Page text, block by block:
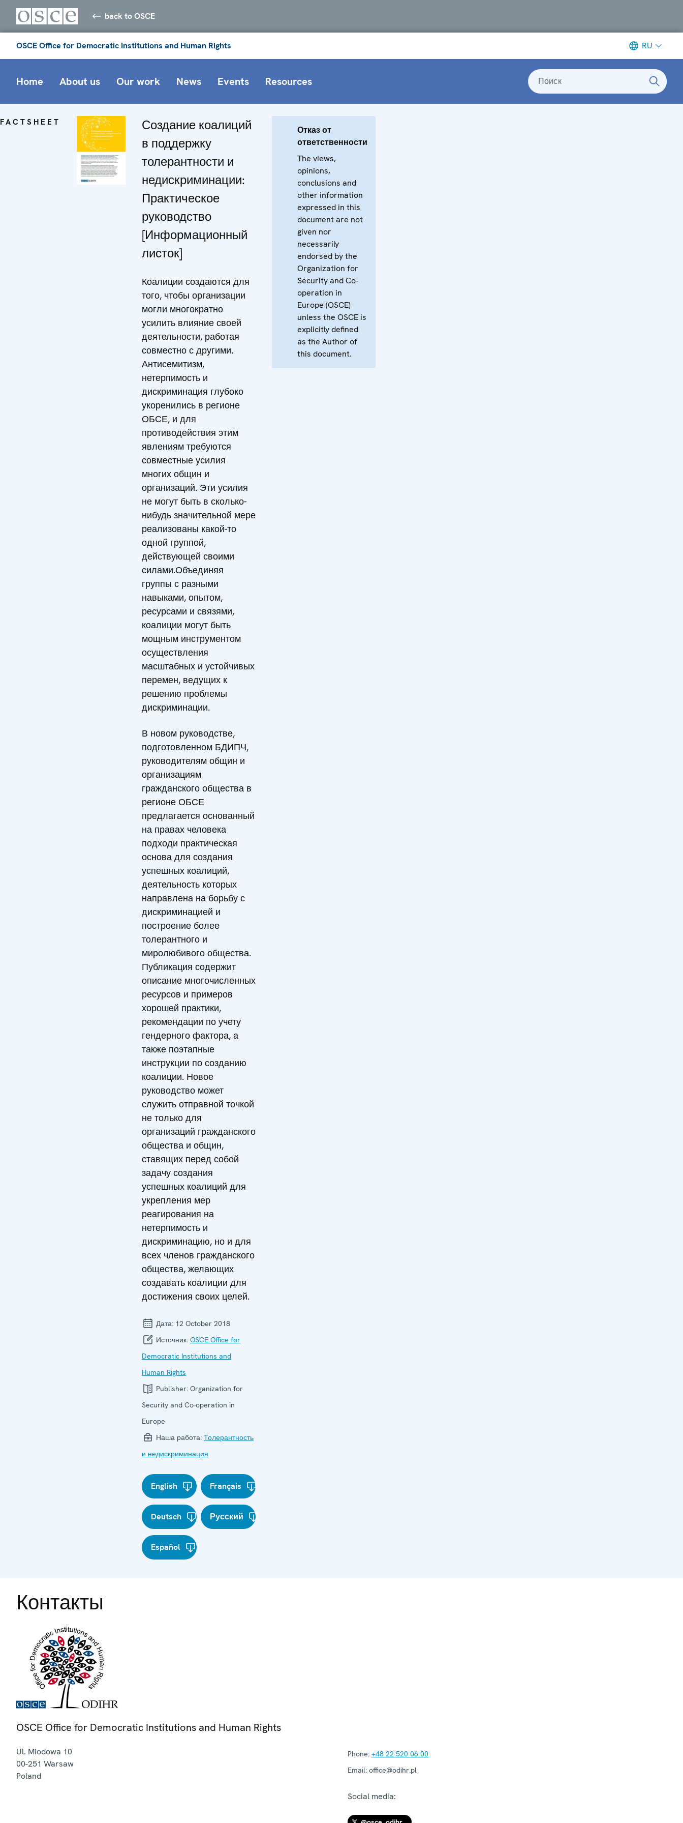
back to OSCE
OSCE Office for Democratic Institutions and Human Rights RU
Home About us Our work News Events Resources Поиск
FACTSHEET
Создание коалиций
в поддержку
толерантности и
недискриминации:
Практическое
руководство
[Информационный
листок]
Коалиции создаются для
того, чтобы организации
могли многократно
усилить влияние своей
деятельности, работая
совместно с другими.
Антисемитизм,
нетерпимость и
дискриминация глубоко
укоренились в регионе
ОБСЕ, и для
противодействия этим
явлениям требуются
совместные усилия
многих общин и
организаций. Эти усилия
не могут быть в сколько-
нибудь значительной мере
реализованы какой-то
одной группой,
действующей своими
силами.Объединяя
группы с разными
навыками, опытом,
ресурсами и связями,
коалиции могут быть
мощным инструментом
осуществления
масштабных и устойчивых
перемен, ведущих к
решению проблемы
дискриминации.
В новом руководстве,
подготовленном БДИПЧ,
руководителям общин и
организациям
гражданского общества в
регионе ОБСЕ
предлагается основанный
на правах человека
подходи практическая
основа для создания
успешных коалиций,
деятельность которых
направлена на борьбу с
дискриминацией и
построение более
толерантного и
миролюбивого общества.
Публикация содержит
описание многочисленных
ресурсов и примеров
хорошей практики,
рекомендации по учету
гендерного фактора, а
также поэтапные
инструкции по созданию
коалиции. Новое
руководство может
служить отправной точкой
не только для
организаций гражданского
общества и общин,
ставящих перед собой
задачу создания
успешных коалиций для
укрепления мер
реагирования на
нетерпимость и
дискриминацию, но и для
всех членов гражданского
общества, желающих
создавать коалиции для
достижения своих целей.
Дата: 12 October 2018
Источник: OSCE Office for
Democratic Institutions and
Human Rights
Publisher: Organization for
Security and Co-operation in
Europe
Наша работа: Толерантность
и недискриминация
English Français
Deutsch Русский
Español
Отказ от
ответственности
The views,
opinions,
conclusions and
other information
expressed in this
document are not
given nor
necessarily
endorsed by the
Organization for
Security and Co-
operation in
Europe (OSCE)
unless the OSCE is
explicitly defined
as the Author of
this document.
Контакты
OSCE Office for Democratic Institutions and Human Rights
Ul. Miodowa 10
00-251 Warsaw
Poland
Phone: +48 22 520 06 00
Email: office@odihr.pl
Social media: